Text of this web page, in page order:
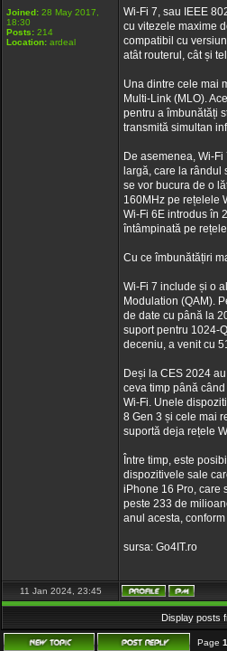
Joined: 28 May 2017,
18:30
Posts: 214
Location: ardeal
Wi-Fi 7, sau IEEE
cu vitezele maxime
compatibil cu
atât routerul, cât și
Una dintre cele mai
Multi-Link (MLO).
pentru a îmbunătăți
transmită simultan
De asemenea, Wi-
largă, care la rândul
se vor bucura de o
160MHz pe rețelele
Wi-Fi 6E introdus în
întâmpinată pe
Cu ce îmbunătățiri
Wi-Fi 7 include și o
Modulation (QAM).
de date cu până la
suport pentru 1024-
deceniu, a venit cu
Deși la CES 2024
ceva timp până
Wi-Fi. Unele
8 Gen 3 și cele mai
suportă deja rețele
Între timp, este
dispozitivele sale
iPhone 16 Pro, care
peste 233 de
anul acesta,
sursa: Go4IT.ro
11 Jan 2024, 23:45
Display posts
Page 1